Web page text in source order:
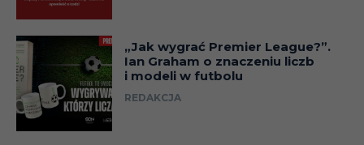
„Jak wygrać Premier League?”.
Ian Graham o znaczeniu liczb
i modeli w futbolu
REDAKCJA